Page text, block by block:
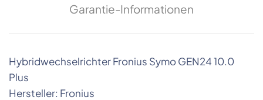
Garantie-Informationen
Hybridwechselrichter Fronius Symo GEN24 10.0
Plus
Hersteller: Fronius